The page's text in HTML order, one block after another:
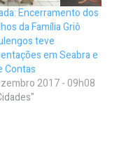
Encerramento dos
da Família Griô
teve
em Seabra e
Contas
2017 - 09h08